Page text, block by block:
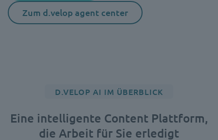
Zum d.velop agent center
D.VELOP AI IM ÜBERBLICK
Eine intelligente Content Plattform,
die Arbeit für Sie erledigt